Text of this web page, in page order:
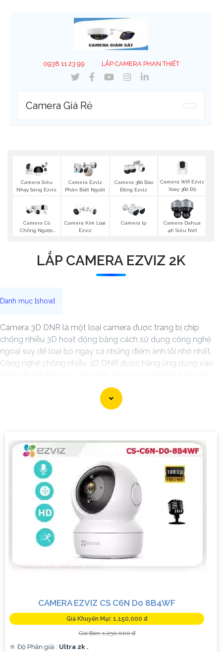
0938 11 23 99 LẮP CAMERA PHAN THIẾT
Camera Giá Rẻ
Camera Siêu
Nhạy Sáng Ezviz
Camera Ezviz
Phân Biệt Người
Camera 360 Báo
Động Ezviz
Camera Wifi Ezviz
Xoay 360 Độ
Camera Có
Chống Ngược
Camera Kim Loại
Ezviz
Camera Ip
Camera Dahua
4K Siêu Nét
LẮP CAMERA EZVIZ 2K
Camera 3D DNR là một loại camera được trang bị chip
chống nhiễu 3D hoạt động bằng cách sử dụng công nghệ
ngoại suy để loại bỏ ngay cả những điểm ảnh lỗi nhỏ nhất.
Công nghệ chống nhiễu 3D DNR được hãng ứng dụng vào
nét, rõ ràng và không bị ảnh hưởng bởi nhiễu hạt.
Với tính năng chống nhiễu 3D DNR camera sẽ giúp bạn quan
sát được hình ảnh chất lượng cao, đặc biệt trong các điều
chính xác hơn.
CAMERA EZVIZ CS C6N D0 8B4WF
Giá Khuyến Mại: 1,150,000 ₫
Giá Bán: 1,250,000 ₫
🔆 Độ Phân giải : Ultra 2k .